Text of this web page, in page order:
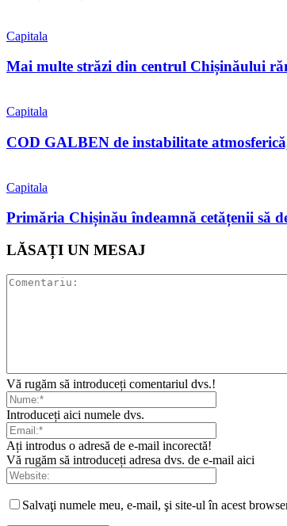
Capitala
Mai multe străzi din centrul Chișinăului
Capitala
COD GALBEN de instabilitate
Capitala
Primăria Chișinău îndeamnă cetățenii să
LĂSAȚI UN MESAJ
Vă rugăm să introduceți comentariul dvs.!
Introduceți aici numele dvs.
Ați introdus o adresă de e-mail incorectă!
Vă rugăm să introduceți adresa dvs. de e-mail aici
Salvaţi numele meu, e-mail, şi site-ul în acest